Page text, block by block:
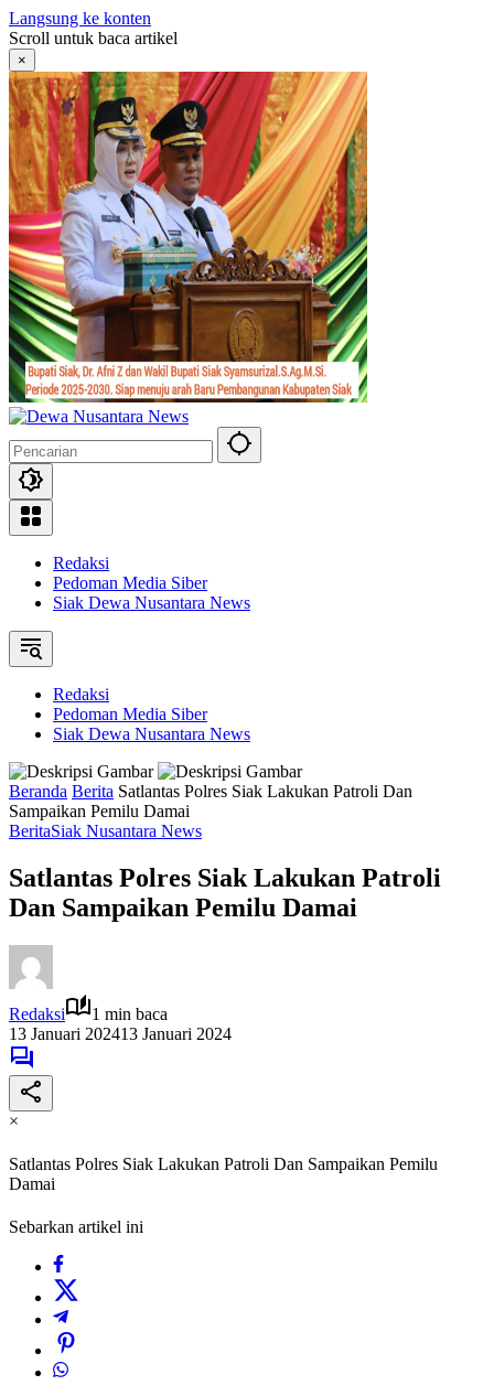
Langsung ke konten
Scroll untuk baca artikel
×
Redaksi
Pedoman Media Siber
Siak Dewa Nusantara News
Redaksi
Pedoman Media Siber
Siak Dewa Nusantara News
Beranda Berita Satlantas Polres Siak Lakukan Patroli Dan
Sampaikan Pemilu Damai
BeritaSiak Nusantara News
Satlantas Polres Siak Lakukan Patroli
Dan Sampaikan Pemilu Damai
Redaksi
1 min baca
13 Januari 202413 Januari 2024
×
Satlantas Polres Siak Lakukan Patroli Dan Sampaikan Pemilu
Damai
Sebarkan artikel ini